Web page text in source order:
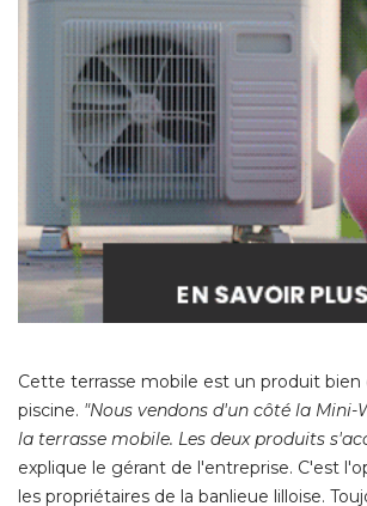
Cette terrasse mobile est un produit bien
piscine. "Nous vendons d'un côté la
la terrasse mobile. Les deux produits
explique le gérant de l'entreprise. C'est
les propriétaires de la banlieue lilloise.